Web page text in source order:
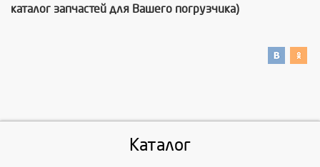
каталог запчастей для Вашего погрузчика)
Каталог